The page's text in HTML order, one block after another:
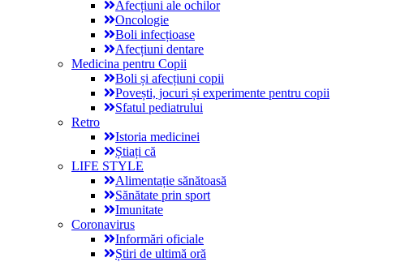
Afecțiuni ale ochilor
Oncologie
Boli infecțioase
Afecțiuni dentare
Medicina pentru Copii
Boli și afecțiuni copii
Povești, jocuri și experimente pentru copii
Sfatul pediatrului
Retro
Istoria medicinei
Știați că
LIFE STYLE
Alimentație sănătoasă
Sănătate prin sport
Imunitate
Coronavirus
Informări oficiale
Știri de ultimă oră